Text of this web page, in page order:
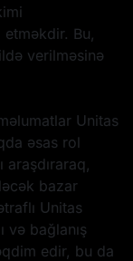
Bu,
verilməsinə
Unitas
əsas rol
bazar
Unitas
və bağlanış
edir, bu da